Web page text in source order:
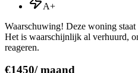
A+
Waarschuwing! Deze woning
Het is waarschijnlijk al verhuurd,
reageren.
€1450/maand